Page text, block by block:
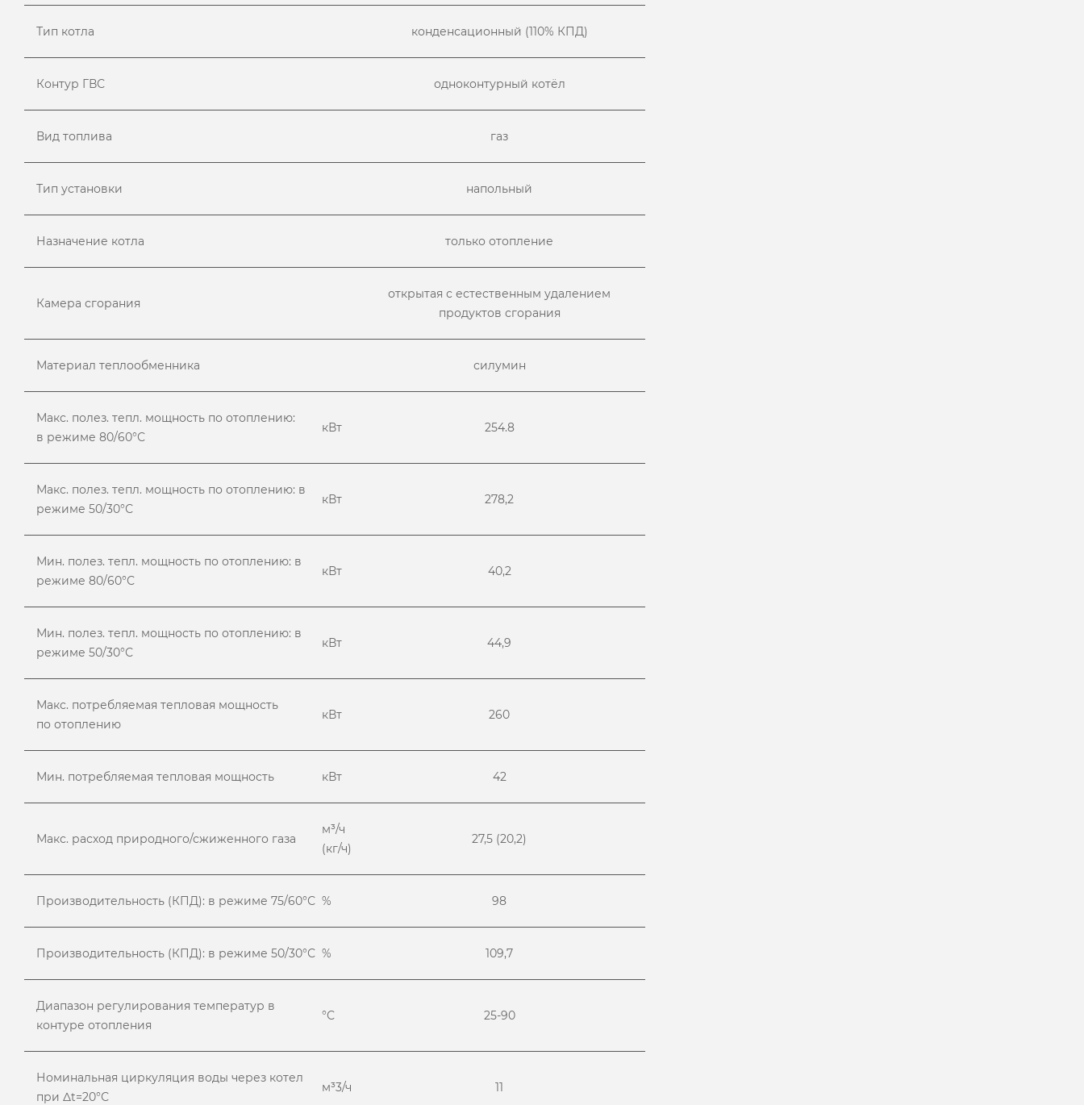
Тип котла конденсационный (110% КПД)
Контур ГВС одноконтурный котёл
Вид топлива газ
Тип установки напольный
Назначение котла только отопление
Камера сгорания
открытая с естественным удалением
продуктов сгорания
Материал теплообменника силумин
Макс. полез. тепл. мощность по отоплению:
в режиме 80/60°С
кВт 254.8
Макс. полез. тепл. мощность по отоплению: в
режиме 50/30°С
кВт 278,2
Мин. полез. тепл. мощность по отоплению: в
режиме 80/60°С
кВт 40,2
Мин. полез. тепл. мощность по отоплению: в
режиме 50/30°С
кВт 44,9
Макс. потребляемая тепловая мощность
по отоплению
кВт 260
Мин. потребляемая тепловая мощность кВт 42
Макс. расход природного/сжиженного газа
м³/ч
(кг/ч)
27,5 (20,2)
Производительность (КПД): в режиме 75/60°С % 98
Производительность (КПД): в режиме 50/30°С % 109,7
Диапазон регулирования температур в
контуре отопления
°С 25-90
Номинальная циркуляция воды через котел
при Δt=20°С
м³3/ч 11